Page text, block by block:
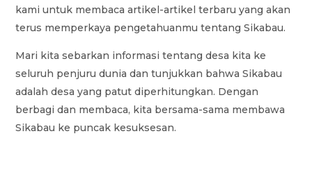
kami untuk membaca artikel-artikel terbaru yang akan
terus memperkaya pengetahuanmu tentang Sikabau.
Mari kita sebarkan informasi tentang desa kita ke
seluruh penjuru dunia dan tunjukkan bahwa Sikabau
adalah desa yang patut diperhitungkan. Dengan
berbagi dan membaca, kita bersama-sama membawa
Sikabau ke puncak kesuksesan.